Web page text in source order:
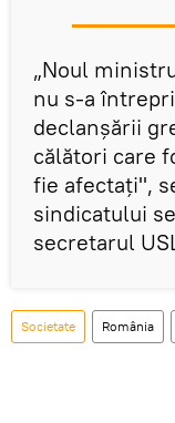
„Noul
nu s-a
declanșării
călători care
fie afectați",
sindicatului
secretarul
Societate România